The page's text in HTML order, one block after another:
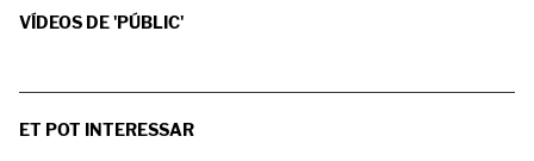
VÍDEOS DE 'PÚBLIC'
ET POT INTERESSAR